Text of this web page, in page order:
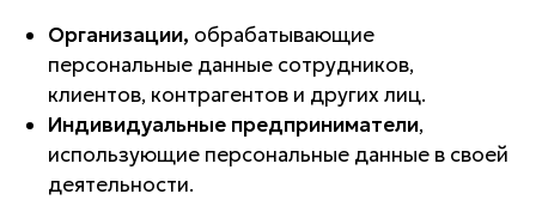
Организации, обрабатывающие
персональные данные сотрудников,
клиентов, контрагентов и других лиц.
Индивидуальные предприниматели,
использующие персональные данные в своей
деятельности.